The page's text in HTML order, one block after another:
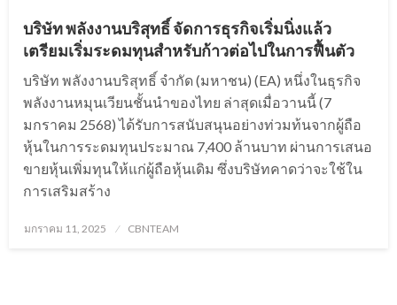
บริษัท พลังงานบริสุทธิ์ จัดการธุรกิจเริ่มนิ่งแล้ว
เตรียมเริ่มระดมทุนสำหรับก้าวต่อไปในการฟื้นตัว
บริษัท พลังงานบริสุทธิ์ จํากัด (มหาชน) (EA) หนึ่งในธุรกิจ
พลังงานหมุนเวียนชั้นนำของไทย ล่าสุดเมื่อวานนี้ (7
มกราคม 2568) ได้รับการสนับสนุนอย่างท่วมท้นจากผู้ถือ
หุ้นในการระดมทุนประมาณ 7,400 ล้านบาท ผ่านการเสนอ
ขายหุ้นเพิ่มทุนให้แก่ผู้ถือหุ้นเดิม ซึ่งบริษัทคาดว่าจะใช้ใน
การเสริมสร้าง
Posted
มกราคม 11, 2025 CBNTEAM